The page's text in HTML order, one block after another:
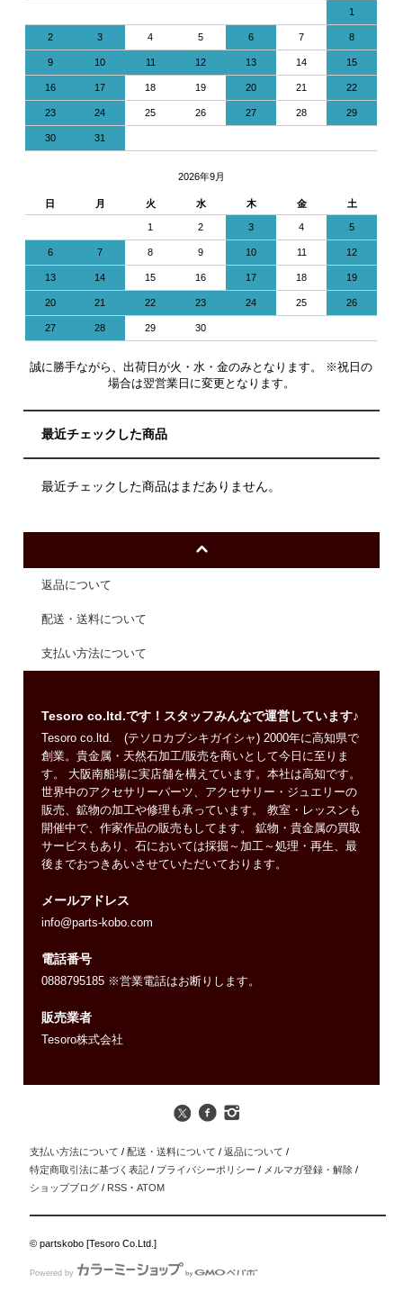
1
2 3 4 5 6 7 8
9 10 11 12 13 14 15
16 17 18 19 20 21 22
23 24 25 26 27 28 29
30 31
2026年9月
日 月 火 水 木 金 土
1 2 3 4 5
6 7 8 9 10 11 12
13 14 15 16 17 18 19
20 21 22 23 24 25 26
27 28 29 30
誠に勝手ながら、出荷日が火・水・金のみとなります。 ※祝日の
場合は翌営業日に変更となります。
最近チェックした商品
最近チェックした商品はまだありません。
返品について
配送・送料について
支払い方法について
Tesoro co.ltd.です！スタッフみんなで運営しています♪
Tesoro co.ltd. (テソロカブシキガイシャ) 2000年に高知県で
創業。貴金属・天然石加工/販売を商いとして今日に至りま
す。 大阪南船場に実店舗を構えています。本社は高知です。
世界中のアクセサリーパーツ、アクセサリー・ジュエリーの
販売、鉱物の加工や修理も承っています。 教室・レッスンも
開催中で、作家作品の販売もしてます。 鉱物・貴金属の買取
サービスもあり、石においては採掘～加工～処理・再生、最
後までおつきあいさせていただいております。
メールアドレス
info@parts-kobo.com
電話番号
0888795185 ※営業電話はお断りします。
販売業者
Tesoro株式会社
支払い方法について / 配送・送料について / 返品について /
特定商取引法に基づく表記 / プライバシーポリシー / メルマガ登録・解除 /
ショップブログ / RSS ・ATOM
© partskobo [Tesoro Co.Ltd.]
Powered by